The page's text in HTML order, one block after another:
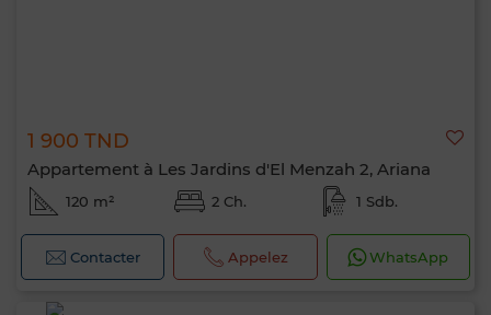
1 900 TND
Appartement à Les Jardins d'El Menzah 2, Ariana
120 m² 2 Ch. 1 Sdb.
Contacter Appelez WhatsApp